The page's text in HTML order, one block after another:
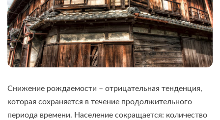
Снижение рождаемости – отрицательная тенденция,
которая сохраняется в течение продолжительного
периода времени. Население сокращается: количество